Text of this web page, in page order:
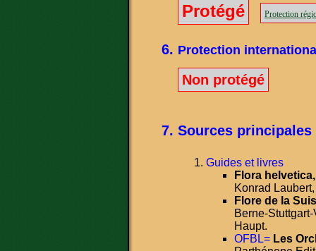
Protégé Protection
Protection
Non protégé
Sources principales
Guides et livres
Flora
Konrad
Flore de la
Berne-
Haupt.
OFBL= Les